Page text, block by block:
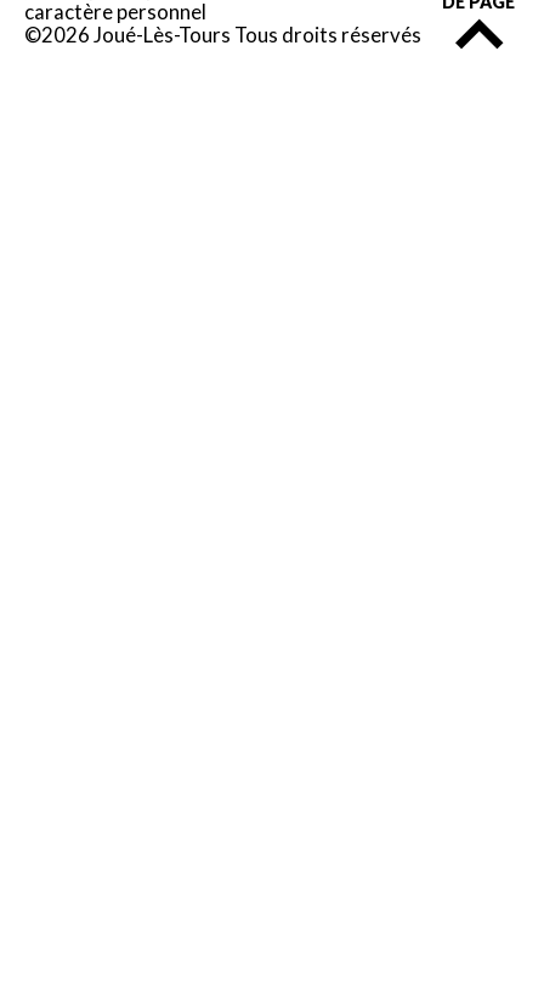
caractère personnel
©2026 Joué-Lès-Tours Tous droits réservés